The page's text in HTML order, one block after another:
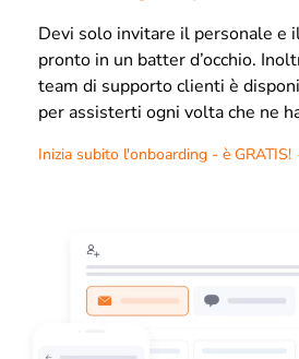
Devi solo invitare il personale e
pronto in un batter d’occhio.
team di supporto clienti è
per assisterti ogni volta che ne
Inizia subito l'onboarding - è GRATIS!